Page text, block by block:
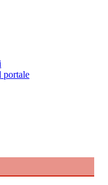
portale